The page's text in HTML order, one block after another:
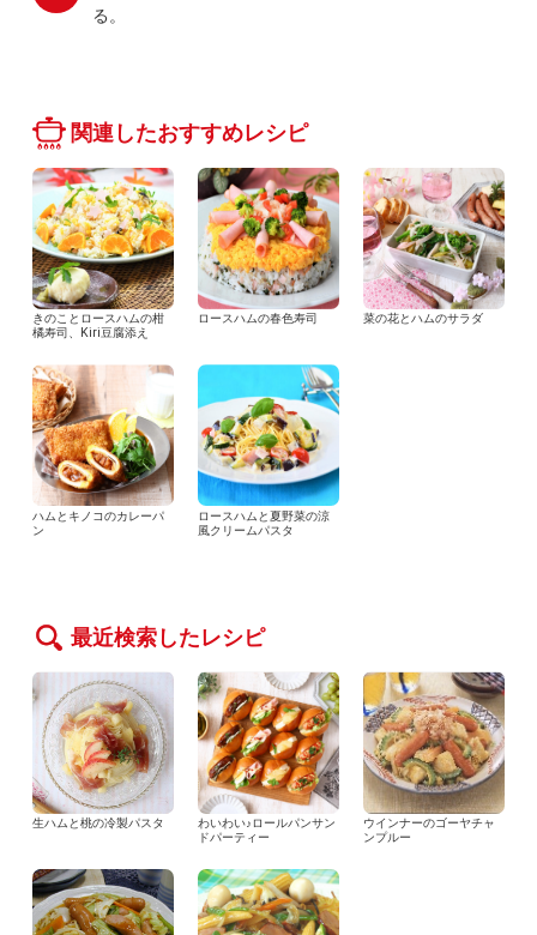
る。
関連したおすすめレシピ
きのことロースハムの柑
橘寿司、Kiri豆腐添え
ロースハムの春色寿司 菜の花とハムのサラダ
ハムとキノコのカレーパ
ン
ロースハムと夏野菜の涼
風クリームパスタ
最近検索したレシピ
生ハムと桃の冷製パスタ
わいわい♪ロールパンサン
ドパーティー
ウインナーのゴーヤチャ
ンプルー